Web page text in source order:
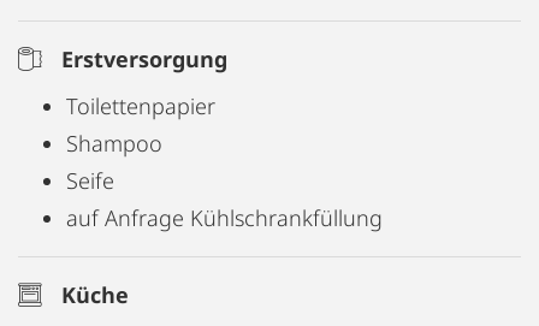
Erstversorgung
Toilettenpapier
Shampoo
Seife
auf Anfrage Kühlschrankfüllung
Küche